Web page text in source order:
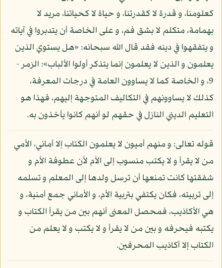
كعلومنا، و قدرة لا كقدرتنا، و حياة لا كحياتنا، مريد لا
بهمامة، متكلم لا بشق فم، و على الخاصة أن يتدبروا في آياته
و يتفقهوا في دينه فقد قال الله سبحانه: «هل يستوي الذين
يعلمون و الذين لا يعلمون إنما يتذكر أولوا الألباب»: الزمر -
9، و الخاصة كما لا يساوون العامة في درجات المعرفة،
كذلك لا يساوونهم في التكاليف المتوجهة إليهم، فهذا هو
التعليم الديني النازل في حقهم لو أنهم كانوا يأخذون به.
قوله تعالى: و منهم أميون لا يعلمون الكتاب إلا أماني، الأمي
من لا يقرأ و لا يكتب منسوب إلى الأم لأن عطوفة الأم و
شفقتها كانت تمنعها أن ترسل ولدها إلى المعلم و تسلمه
إلى تربيته، فكان يكتفي بتربية الأم، و الأماني جمع أمنية، و
هي الأكاذيب، فمحصل المعنى أنهم بين من يقرأ الكتاب و
يكتبه فيحرفه و بين من لا يقرأ و لا يكتب و لا يعلم من
الكتاب إلا أكاذيب المحرفين.